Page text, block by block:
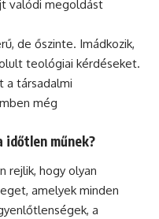
valódi megoldást
de őszinte. Imádkozik,
teológiai kérdéseket.
a társadalmi
még
műnek?
rejlik, hogy olyan
amelyek minden
a